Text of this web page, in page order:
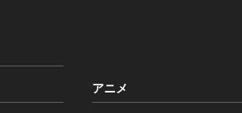
アニメ